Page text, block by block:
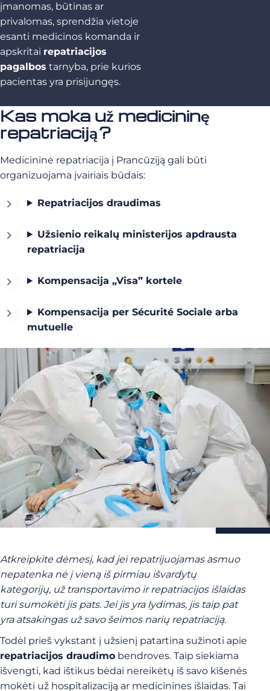
įmanomas, būtinas ar
privalomas, sprendžia vietoje
esanti medicinos komanda ir
apskritai repatriacijos
pagalbos tarnyba, prie kurios
pacientas yra prisijungęs.
Kas moka už medicininę
repatriaciją?
Medicininė repatriacija į Prancūziją gali būti
organizuojama įvairiais būdais:
Repatriacijos draudimas
Užsienio reikalų ministerijos apdrausta
repatriacija
Kompensacija „Visa” kortele
Kompensacija per Sécurité Sociale arba
mutuelle
Atkreipkite dėmesį, kad jei repatrijuojamas asmuo
nepatenka nė į vieną iš pirmiau išvardytų
kategorijų, už transportavimo ir repatriacijos išlaidas
turi sumokėti jis pats. Jei jis yra lydimas, jis taip pat
yra atsakingas už savo šeimos narių repatriaciją.
Todėl prieš vykstant į užsienį patartina sužinoti apie
repatriacijos draudimo bendroves. Taip siekiama
išvengti, kad ištikus bėdai nereikėtų iš savo kišenės
mokėti už hospitalizaciją ar medicinines išlaidas. Tai